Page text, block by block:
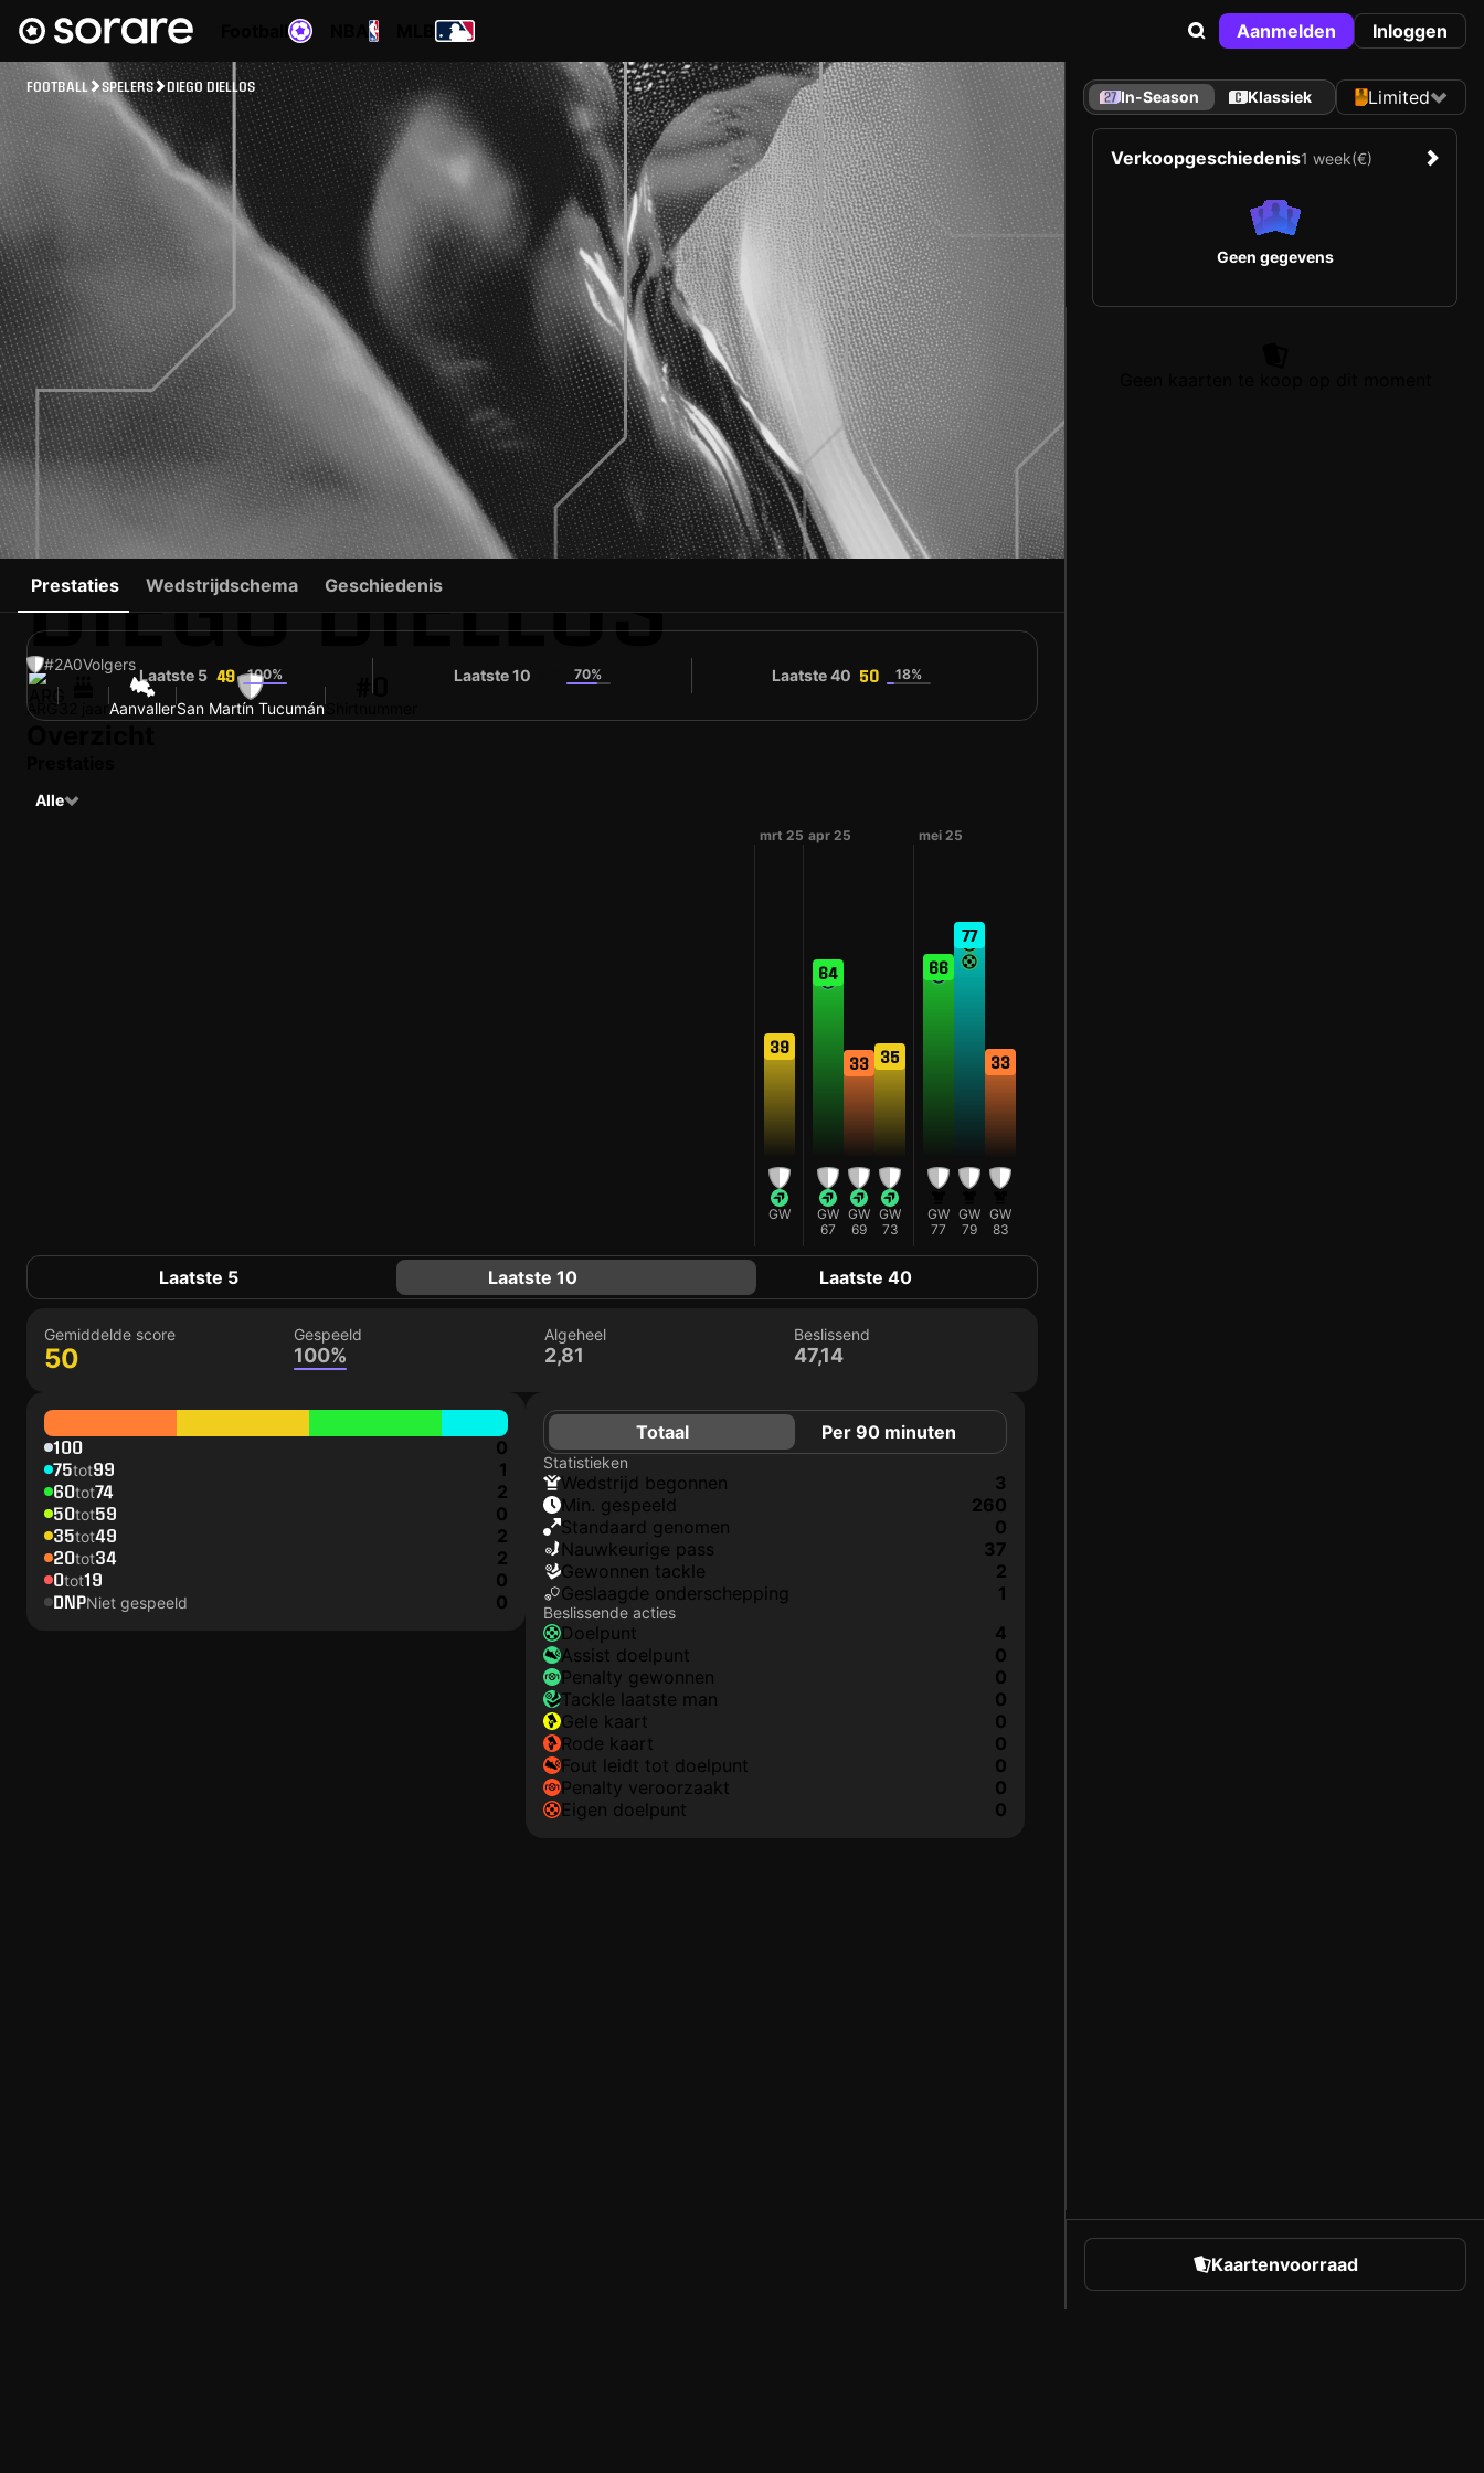
Aanmelden Inloggen
FOOTBALL SPELERS DIEGO DIELLOS
DIEGO DIELLOS
#2A0Volgers
ARG AanvallerSan Martín Tucumán
#0
Prestaties Wedstrijdschema Geschiedenis
Laatste 5 49 100% Laatste 10 70% Laatste 40 50 18%
Alle
mrt 25
39
GW
apr 25
64
GW
67
33
GW
69
35
GW
73
mei 25
66
GW
77
77
GW
79
33
GW
83
Laatste 5 Laatste 10 Laatste 40
Gemiddelde score
50
Gespeeld
100%
Algeheel
2,81
Beslissend
47,14
100 0
75tot99 1
60tot74 2
50tot59 0
35tot49 2
20tot34 2
0tot19 0
DNPNiet gespeeld 0
Totaal Per 90 minuten
Statistieken
wedstrijd begonnen
3
min. gespeeld
260
Standaard genomen
0
nauwkeurige pass
37
gewonnen tackle
2
geslaagde onderschepping
1
Beslissende acties
doelpunt
4
assist doelpunt
0
penalty gewonnen
0
tackle laatste man
0
gele kaart
0
rode kaart
0
fout leidt tot doelpunt
0
penalty veroorzaakt
0
eigen doelpunt
0
In-Season Klassiek Limited
Verkoopgeschiedenis1 week(€)
Geen gegevens
Kaartenvoorraad